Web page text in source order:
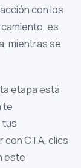
con los
es
mientras se
etapa está
te
tus
con CTA, clics
este